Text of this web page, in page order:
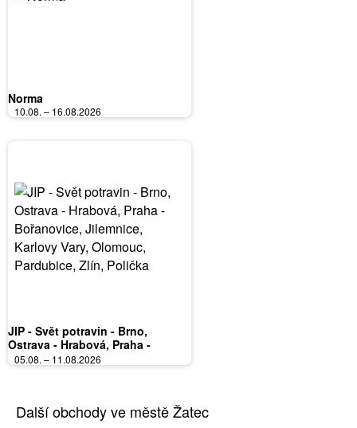
Norma
10.08. – 16.08.2026
JIP - Svět potravin - Brno,
Ostrava - Hrabová, Praha -
Bořanovice, Jilemnice, Karlovy
Vary, Olomouc, Pardubice, Zlín,
05.08. – 11.08.2026
Další obchody ve městě Žatec